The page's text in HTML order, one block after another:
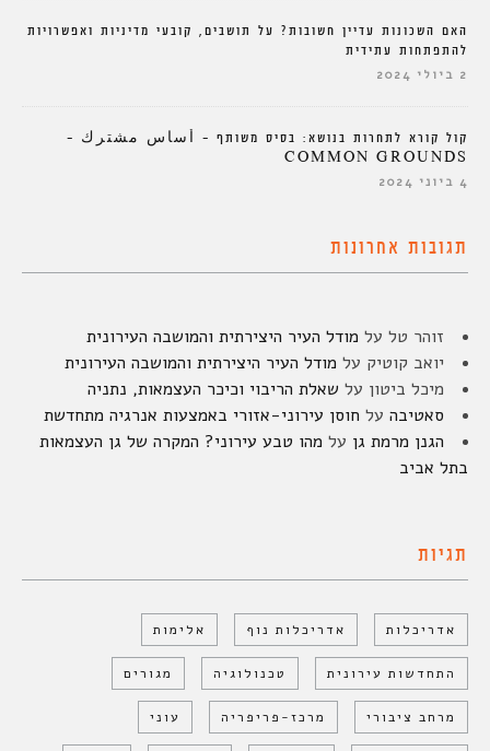
האם השכונות עדיין חשובות? על תושבים, קובעי מדיניות ואפשרויות
להתפתחות עתידית
2 ביולי 2024
קול קורא לתחרות בנושא: בסיס משותף – أساس مشترك –
COMMON GROUNDS
4 ביוני 2024
תגובות אחרונות
זוהר טל על מודל העיר היצירתית והמושבה העירונית
יואב קוטיק על מודל העיר היצירתית והמושבה העירונית
מיכל ביטון על שאלת הריבוי וכיכר העצמאות, נתניה
סאטיבה על חוסן עירוני-אזורי באמצעות אנרגיה מתחדשת
הגנן מרמת גן על מהו טבע עירוני? המקרה של גן העצמאות
בתל אביב
תגיות
אדריכלות אדריכלות נוף אלימות
התחדשות עירונית טכנולוגיה מגורים
מרחב ציבורי מרכז-פריפריה עוני